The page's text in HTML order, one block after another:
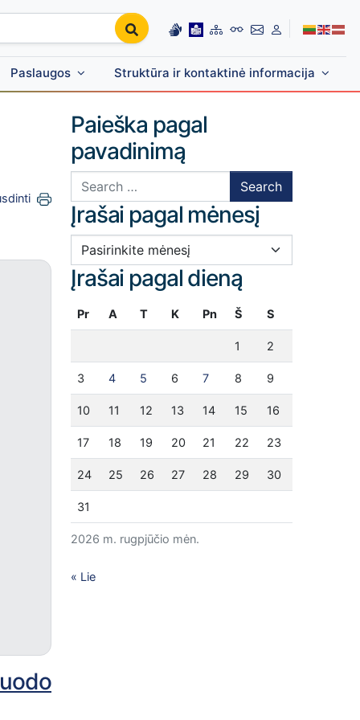
Paslaugos Struktūra ir kontaktinė informacija
Paieška pagal
pavadinimą
Search for:
Įrašai pagal mėnesį
Įrašai pagal mėnesį
Įrašai pagal dieną
2026 m. rugpjūčio mėn.
Pr A T K Pn Š S
1 2
3 4 5 6 7 8 9
10 11 12 13 14 15 16
17 18 19 20 21 22 23
24 25 26 27 28 29 30
31
« Lie